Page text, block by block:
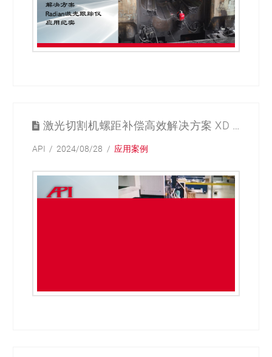
激光切割机螺距补偿高效解决方案 XD LASER激光干涉仪应用纪实
API 2024/08/28 应用案例